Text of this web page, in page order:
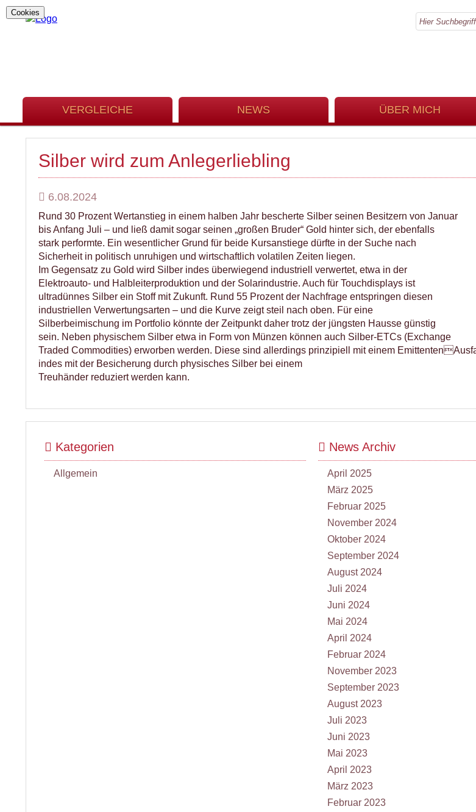
VERGLEICHE NEWS ÜBER MICH
Silber wird zum Anlegerliebling
6.08.2024
Rund 30 Prozent Wertanstieg in einem halben Jahr bescherte Silber seinen Besitzern von Januar
bis Anfang Juli – und ließ damit sogar seinen „großen Bruder“ Gold hinter sich, der ebenfalls
stark performte. Ein wesentlicher Grund für beide Kursanstiege dürfte in der Suche nach
Sicherheit in politisch unruhigen und wirtschaftlich volatilen Zeiten liegen.
Im Gegensatz zu Gold wird Silber indes überwiegend industriell verwertet, etwa in der
Elektroauto- und Halbleiterproduktion und der Solarindustrie. Auch für Touchdisplays ist
ultradünnes Silber ein Stoff mit Zukunft. Rund 55 Prozent der Nachfrage entspringen diesen
industriellen Verwertungsarten – und die Kurve zeigt steil nach oben. Für eine
Silberbeimischung im Portfolio könnte der Zeitpunkt daher trotz der jüngsten Hausse günstig
sein. Neben physischem Silber etwa in Form von Münzen können auch Silber-ETCs (Exchange
Traded Commodities) erworben werden. Diese sind allerdings prinzipiell mit einem
indes mit der Besicherung durch physisches Silber bei einem
Treuhänder reduziert werden kann.
Kategorien
Allgemein
News Archiv
April 2025
März 2025
Februar 2025
November 2024
Oktober 2024
September 2024
August 2024
Juli 2024
Juni 2024
Mai 2024
April 2024
Februar 2024
November 2023
September 2023
August 2023
Juli 2023
Juni 2023
Mai 2023
April 2023
März 2023
Februar 2023
Cookies